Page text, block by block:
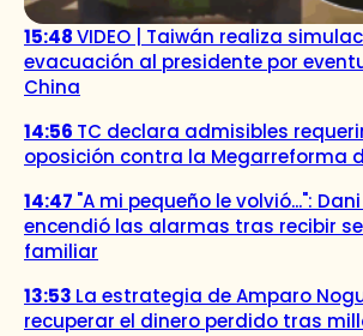
15:48VIDEO | Taiwán realiza
evacuación al presidente por
China
14:56 TC declara admisibles
oposición contra la Megarreforma
14:47 "A mi pequeño le volvió...":
encendió las alarmas tras recibir
familiar
13:53 La estrategia de Amparo
recuperar el dinero perdido tras